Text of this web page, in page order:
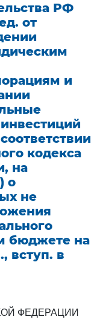
РФ
от
и
кодекса
на
о
не
бюджете на
вступ. в
ФЕДЕРАЦИИ